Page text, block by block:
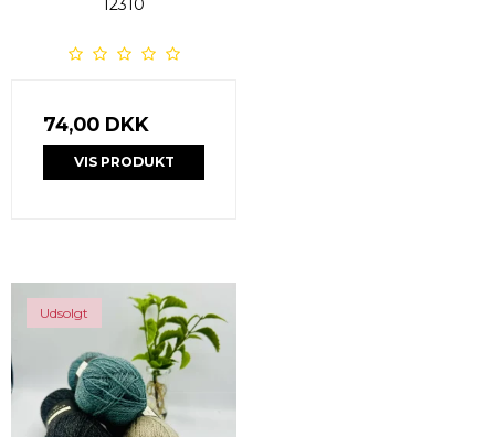
12310
74,00 DKK
VIS PRODUKT
Udsolgt